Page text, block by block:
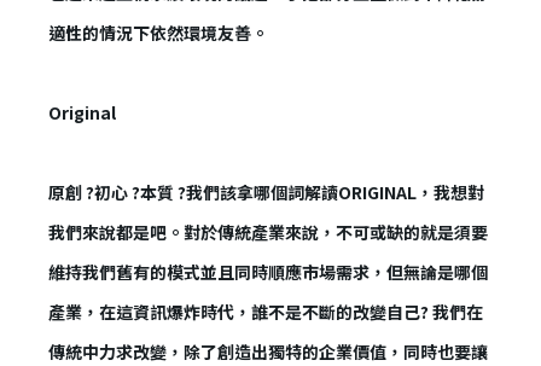
✕
會員登入
適性的情況下依然環境友善。
Original
原創 ?初心 ?本質 ?我們該拿哪個詞解讀ORIGINAL，我想對
我們來說都是吧。對於傳統產業來說，不可或缺的就是須要
維持我們舊有的模式並且同時順應市場需求，但無論是哪個
產業，在這資訊爆炸時代，誰不是不斷的改變自己? 我們在
傳統中力求改變，除了創造出獨特的企業價值，同時也要讓